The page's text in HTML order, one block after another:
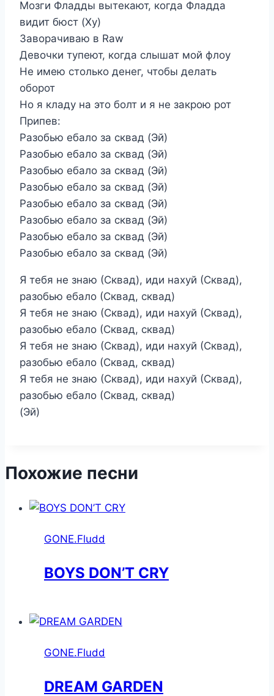
Мозги Фладды вытекают, когда Фладда
видит бюст (Ху)
Заворачиваю в Raw
Девочки тупеют, когда слышат мой флоу
Не имею столько денег, чтобы делать
оборот
Но я кладу на это болт и я не закрою рот
Припев:
Разобью ебало за сквад (Эй)
Разобью ебало за сквад (Эй)
Разобью ебало за сквад (Эй)
Разобью ебало за сквад (Эй)
Разобью ебало за сквад (Эй)
Разобью ебало за сквад (Эй)
Разобью ебало за сквад (Эй)
Разобью ебало за сквад (Эй)
Я тебя не знаю (Сквад), иди нахуй (Сквад),
разобью ебало (Сквад, сквад)
Я тебя не знаю (Сквад), иди нахуй (Сквад),
разобью ебало (Сквад, сквад)
Я тебя не знаю (Сквад), иди нахуй (Сквад),
разобью ебало (Сквад, сквад)
Я тебя не знаю (Сквад), иди нахуй (Сквад),
разобью ебало (Сквад, сквад)
(Эй)
Похожие песни
GONE.Fludd
BOYS DON’T CRY
GONE.Fludd
DREAM GARDEN